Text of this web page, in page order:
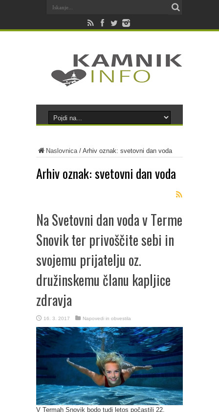
Naslovnica/ Arhiv oznak: svetovni dan voda
Arhiv oznak:svetovni dan voda
Na Svetovni dan voda v Terme
Snovik ter privoščite sebi in
svojemu prijatelju oz.
družinskemu članu kapljice
zdravja
16. 3. 2017 Napovedi in obvestila
V Termah Snovik bodo tudi letos počastili 22.